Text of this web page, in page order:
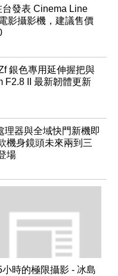
台發表 Cinema Line
影攝影機，建議售價
銀色專用延伸握把與
F2.8 II 最新韌體更新
理器與全域快門新機即
機身鏡頭未來兩到三
場
小時的極限攝影 - 冰島